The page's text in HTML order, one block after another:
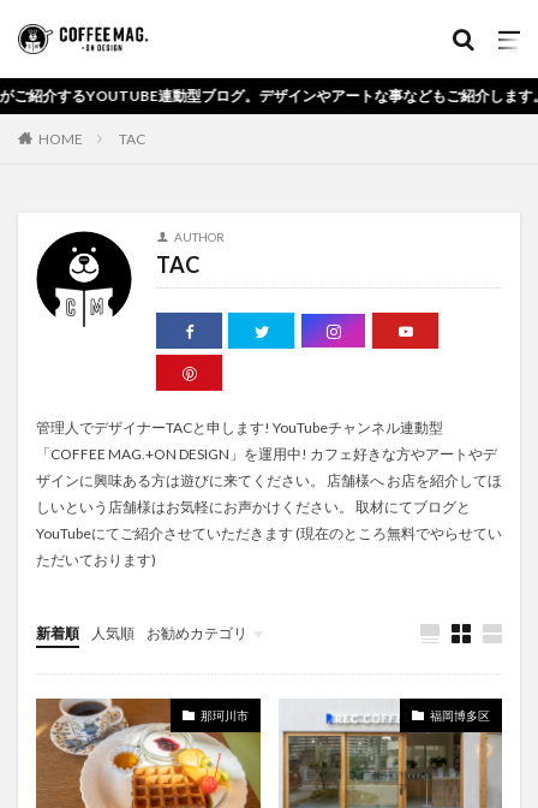
連動型ブログ。デザインやアートな事などもご紹介します。
HOME TAC
AUTHOR
TAC
管理人でデザイナーTACと申します! YouTubeチャンネル連動型
「COFFEE MAG.+ON DESIGN」を運用中! カフェ好きな方やアートやデ
ザインに興味ある方は遊びに来てください。 店舗様へ お店を紹介してほ
しいという店舗様はお気軽にお声かけください。 取材にてブログと
YouTubeにてご紹介させていただきます (現在のところ無料でやらせてい
ただいております)
新着順 人気順 お勧めカテゴリ
未分類
那珂川市 福岡博多区